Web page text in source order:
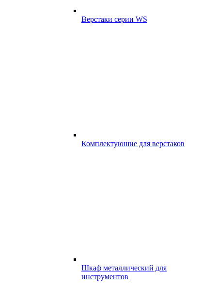
Верстаки серии WS
Комплектующие для верстаков
Шкаф металлический для
инструментов